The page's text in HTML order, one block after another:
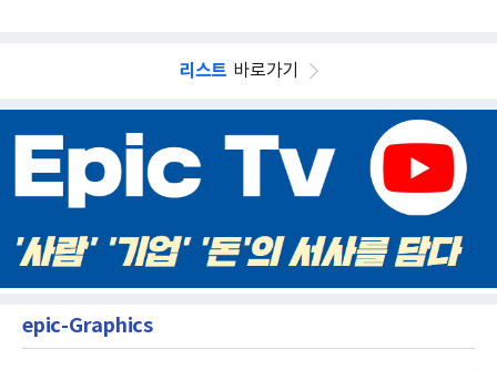
리스트 바로가기
epic-Graphics